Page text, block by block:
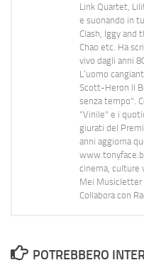
Link Quartet,
e suonando in
Clash, Iggy and
Chao etc. Ha
vivo dagli anni
L’uomo
Scott-Heron Il
senza tempo".
"Vinile" e i
giurati del
anni aggiorna
cinema, culture
Mei Musicletter
Collabora con
POTREBBERO